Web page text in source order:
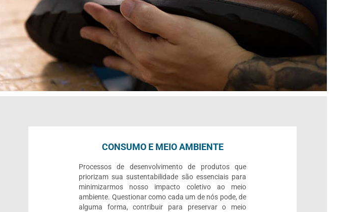
CONSUMO E MEIO AMBIENTE
Processos de desenvolvimento de produtos que
priorizam sua sustentabilidade são essenciais para
minimizarmos nosso impacto coletivo ao meio
ambiente. Questionar como cada um de nós pode, de
alguma forma, contribuir para preservar o meio